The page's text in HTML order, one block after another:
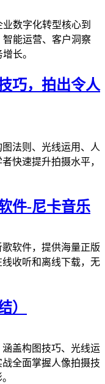
数字化转型核心到
能运营、客户洞察
长。
巧，拍出令人
法则、光线运用、人
快速提升拍摄水平，
件-尼卡音乐
软件，提供海量正版
收听和离线下载，无
）
盖构图技巧、光线运
全面掌握人像拍摄技